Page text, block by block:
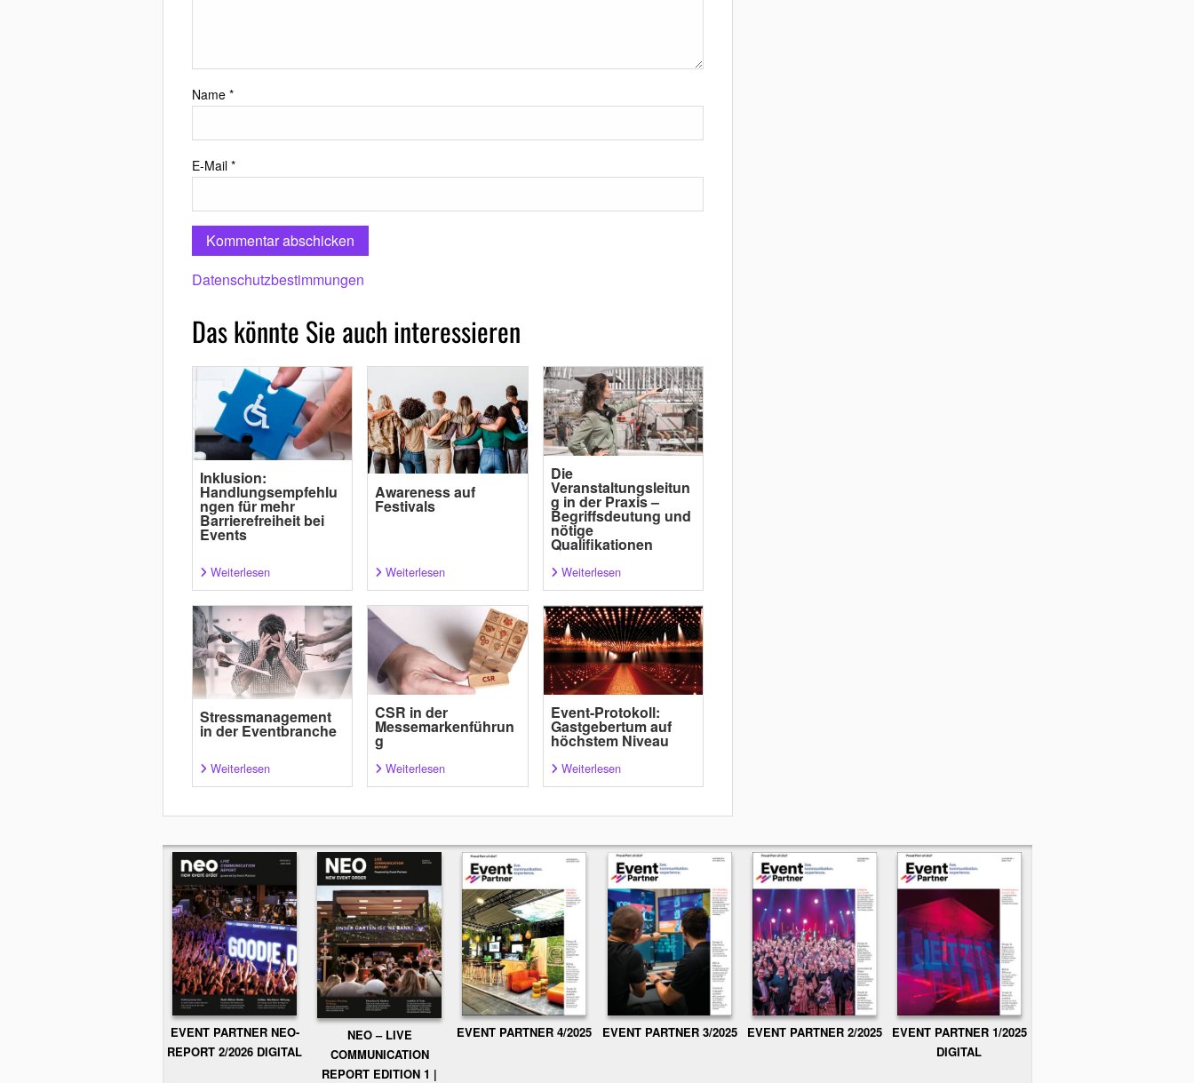
Name *
E-Mail *
Datenschutzbestimmungen
Das könnte Sie auch interessieren
Inklusion:
Handlungsempfehlu
ngen für mehr
Barrierefreiheit bei
Events
Weiterlesen
Awareness auf
Festivals
Weiterlesen
Die
Veranstaltungsleitun
g in der Praxis –
Begriffsdeutung und
nötige
Qualifikationen
Weiterlesen
Stressmanagement
in der Eventbranche
Weiterlesen
CSR in der
Messemarkenführun
g
Weiterlesen
Event-Protokoll:
Gastgebertum auf
höchstem Niveau
Weiterlesen
EVENT PARTNER NEO-
REPORT 2/2026 DIGITAL
NEO – LIVE
COMMUNICATION
REPORT EDITION 1 |
EVENT PARTNER 4/2025 EVENT PARTNER 3/2025 EVENT PARTNER 2/2025
EVENT PARTNER 1/2025
DIGITAL